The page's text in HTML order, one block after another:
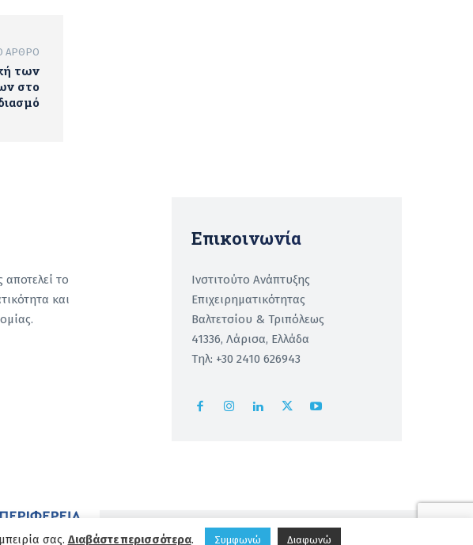
ΆΡΘΡΟ
των
στο
αποτελεί το
και
Επικοινωνία
Ινστιτούτο Ανάπτυξης
Επιχειρηματικότητας
Βαλτετσίου & Τριπόλεως
41336, Λάρισα, Ελλάδα
Τηλ: +30 2410 626943
Development
σας. Διαβάστε περισσότερα. Συμφωνώ Διαφωνώ